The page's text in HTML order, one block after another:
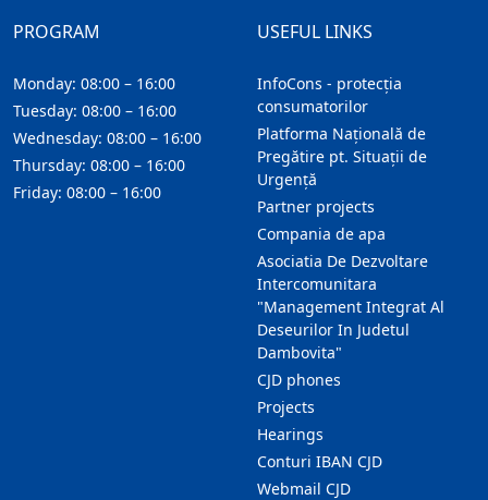
USEFUL LINKS
InfoCons - protecția
consumatorilor
Platforma Națională de
Pregătire pt. Situații de
Urgență
Partner projects
Compania de apa
Asociatia De Dezvoltare
Intercomunitara
"Management Integrat Al
Deseurilor In Judetul
Dambovita"
CJD phones
Projects
Hearings
Conturi IBAN CJD
Webmail CJD
PROGRAM
Monday: 08:00 – 16:00
Tuesday: 08:00 – 16:00
Wednesday: 08:00 – 16:00
Thursday: 08:00 – 16:00
Friday: 08:00 – 16:00